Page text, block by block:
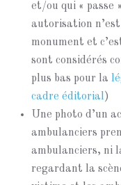
et/ou qui « passe
autorisation
monument et
sont considérés
plus bas pour la
cadre éditorial)
Une photo d’un
ambulanciers
ambulanciers, ni
regardant la